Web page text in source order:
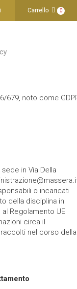
Carrello 0
679, noto come
in Via Della
o incaricati
della disciplina in
Regolamento UE
circa il
nel corso della